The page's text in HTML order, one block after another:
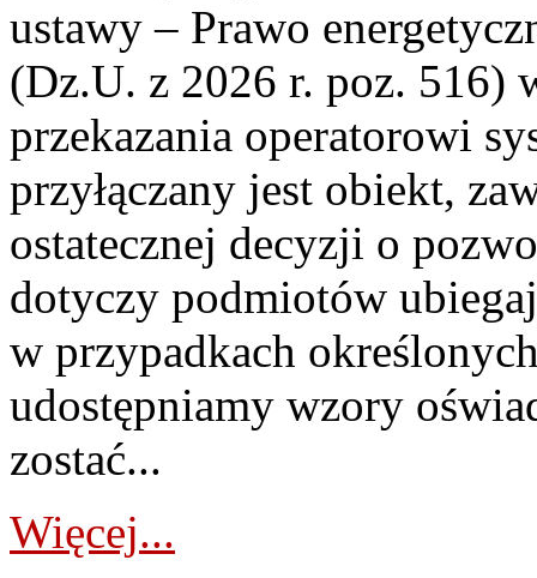
ustawy – Prawo
(Dz.U. z 2026 r. poz. 516)
przekazania operatorowi
przyłączany jest obiekt,
ostatecznej decyzji o
dotyczy podmiotów
w przypadkach
udostępniamy wzory
zostać...
Więcej...